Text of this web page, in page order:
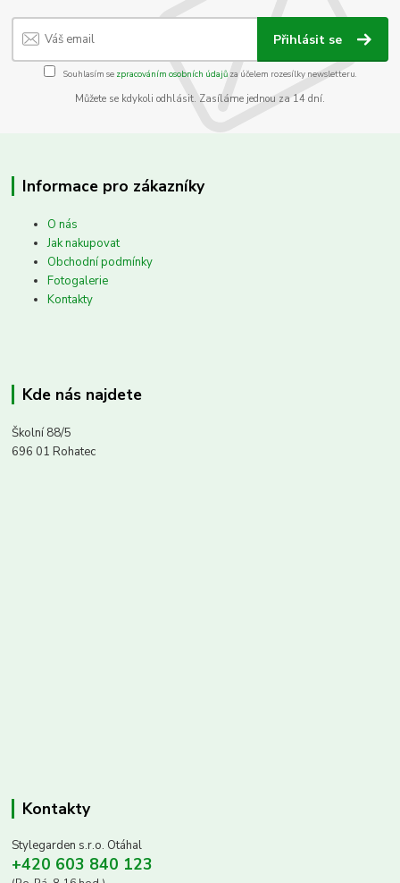
Přihlásit se
Souhlasím se zpracováním osobních údajůza účelem rozesílky newsletteru.
Můžete se kdykoli odhlásit. Zasíláme jednou za 14 dní.
Informace pro zákazníky
O nás
Jak nakupovat
Obchodní podmínky
Fotogalerie
Kontakty
Kde nás najdete
Školní 88/5
696 01 Rohatec
Kontakty
Stylegarden s.r.o. Otáhal
+420 603 840 123